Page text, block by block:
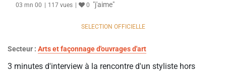
03 mn 00 117 vues 0 "j'aime"
SELECTION OFFICIELLE
Secteur : Arts et façonnage d'ouvrages d'art
3 minutes d'interview à la rencontre d'un styliste hors